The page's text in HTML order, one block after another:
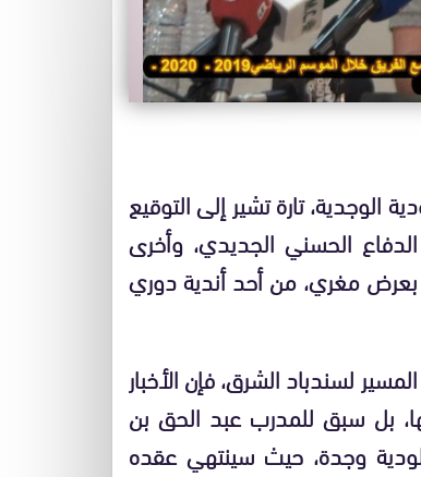
الوجدية، تارة تشير إلى التوقيع
الحسني الجديدي، وأخرى
بعرض مغري، من أحد أندية دوري
لسندباد الشرق، فإن الأخبار
بل سبق للمدرب عبد الحق بن
وجدة، حيث سينتهي عقده